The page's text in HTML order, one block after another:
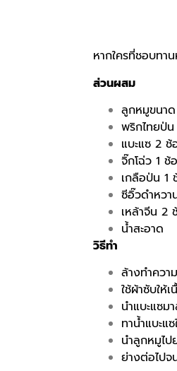
หากใครที่ชอบท
ส่วนผสม
ลูกหมูขนา
พริกไทยป่
แบะแซ 2 ช้
จิ๊กโฉ่ว 1 ช้
เกลือป่น 1
ซีอิ๊วดำหวา
เหล้าจีน 2
น้ำสะอาด
วิธีทำ
ล้างทำควา
ใช้ผ้าซับให้
นำแบะแซม
ทาน้ำแบะ
นำลูกหมูไป
ย่างต่อไป